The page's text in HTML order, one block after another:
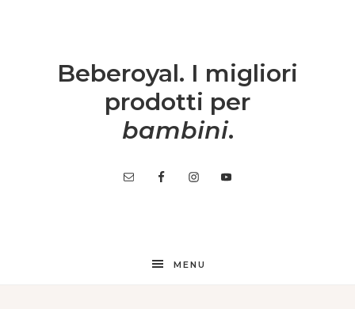
Beberoyal. I migliori
prodotti per
bambini.
MENU